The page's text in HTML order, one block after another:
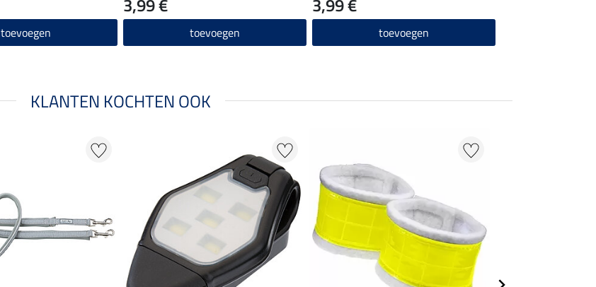
toevoegen toevoegen toevoegen
KLANTEN KOCHTEN OOK